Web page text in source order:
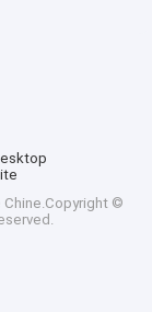
Chine.Copyright ©